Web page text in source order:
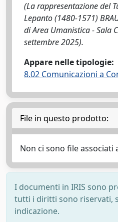
(La rappresentazione del
Lepanto (1480-1571)
di Area Umanistica - Sala
settembre 2025).
Appare nelle tipologie:
8.02 Comunicazioni a
File in questo prodotto:
Non ci sono file
I documenti in IRIS sono
tutti i diritti sono riservati,
indicazione.